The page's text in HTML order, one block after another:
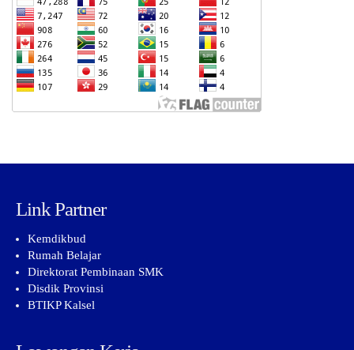
Link Partner
Kemdikbud
Rumah Belajar
Direktorat Pembinaan SMK
Disdik Provinsi
BTIKP Kalsel